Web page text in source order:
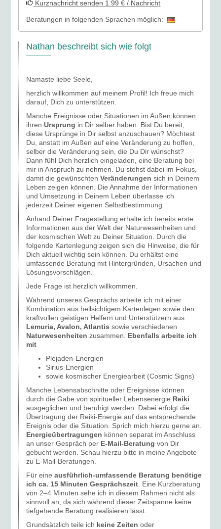
Kurznachricht senden 1.99 € / Nachricht
Beratungen in folgenden Sprachen möglich:
Nathan beschreibt sich wie folgt
Namaste liebe Seele,
herzlich willkommen auf meinem Profil! Ich freue mich
darauf, Dich zu unterstützen.
Manche Ereignisse oder Situationen im Außen können
ihrenUrsprung in Dir selber haben. Bist Du bereit,
diese Ursprünge in Dir selbst anzuschauen? Möchtest
Du, anstatt im Außen auf eine Veränderung zu hoffen,
selber die Veränderung sein, die Du Dir wünschst?
Dann fühl Dich herzlich eingeladen, eine Beratung bei
mir in Anspruch zu nehmen. Du stehst dabei im Fokus,
damit die gewünschtenVeränderungensich in Deinem
Leben zeigen können. Die Annahme der Informationen
und Umsetzung in Deinem Leben überlasse ich
jederzeit Deiner eigenen Selbstbestimmung.
Anhand Deiner Fragestellung erhalte ich bereits erste
Informationen aus der Welt der Naturwesenheiten und
der kosmischen Welt zu Deiner Situation. Durch die
folgende Kartenlegung zeigen sich die Hinweise, die für
Dich aktuell wichtig sein können. Du erhältst eine
umfassende Beratung mit Hintergründen, Ursachen und
Lösungsvorschlägen.
Jede Frage ist herzlich willkommen.
Während unseres Gesprächs arbeite ich mit einer
Kombination aus hellsichtigem Kartenlegen sowie den
kraftvollen geistigen Helfern und Unterstützern aus
Lemuria, Avalon, Atlantis sowie verschiedenen
Naturwesenheitenzusammen. Ebenfalls arbeite ich
mit
Plejaden-Energien
Sirius-Energien
sowie kosmischer Energiearbeit (Cosmic Signs)
Manche Lebensabschnitte oder Ereignisse können
durch die Gabe von spiritueller Lebensenergie Reiki
ausgeglichen und beruhigt werden. Dabei erfolgt die
Übertragung der Reiki-Energie auf das entsprechende
Ereignis oder die Situation. Sprich mich hierzu gerne an.
Energieübertragungen können separat im Anschluss
an unser Gespräch per E-Mail-Beratung von Dir
gebucht werden. Schau hierzu bitte in meine Angebote
zu E-Mail-Beratungen.
Für eineausführlich-umfassende Beratung benötige
ich ca. 15 Minuten Gesprächszeit . Eine Kurzberatung
von 2–4 Minuten sehe ich in diesem Rahmen nicht als
sinnvoll an, da sich während dieser Zeitspanne keine
tiefgehende Beratung realisieren lässt.
Grundsätzlich teile ich keine Zeiten oder